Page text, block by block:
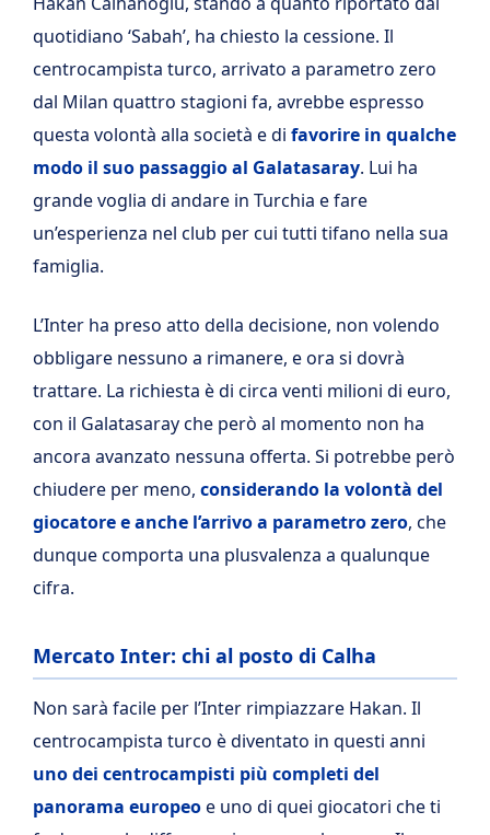
quotidiano ‘Sabah’, ha chiesto la cessione. Il
centrocampista turco, arrivato a parametro zero
dal Milan quattro stagioni fa, avrebbe espresso
questa volontà alla società e di favorire in qualche
modo il suo passaggio al Galatasaray. Lui ha
grande voglia di andare in Turchia e fare
un’esperienza nel club per cui tutti tifano nella sua
famiglia.
L’Inter ha preso atto della decisione, non volendo
obbligare nessuno a rimanere, e ora si dovrà
trattare. La richiesta è di circa venti milioni di euro,
con il Galatasaray che però al momento non ha
ancora avanzato nessuna offerta. Si potrebbe però
chiudere per meno, considerando la volontà del
giocatore e anche l’arrivo a parametro zero, che
dunque comporta una plusvalenza a qualunque
cifra.
Mercato Inter: chi al posto di Calha
Non sarà facile per l’Inter rimpiazzare Hakan. Il
centrocampista turco è diventato in questi anni
uno dei centrocampisti più completi del
panorama europeoe uno di quei giocatori che ti